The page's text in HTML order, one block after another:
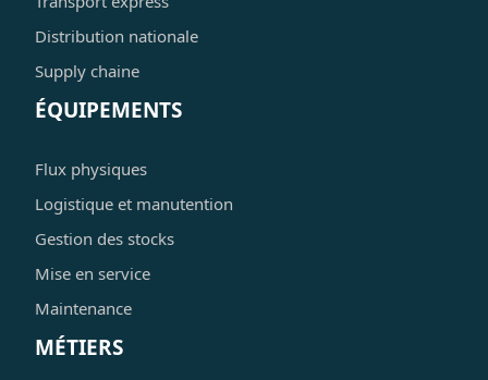
Distribution nationale
Supply chaine
ÉQUIPEMENTS
Flux physiques
Logistique et manutention
Gestion des stocks
Mise en service
Maintenance
MÉTIERS